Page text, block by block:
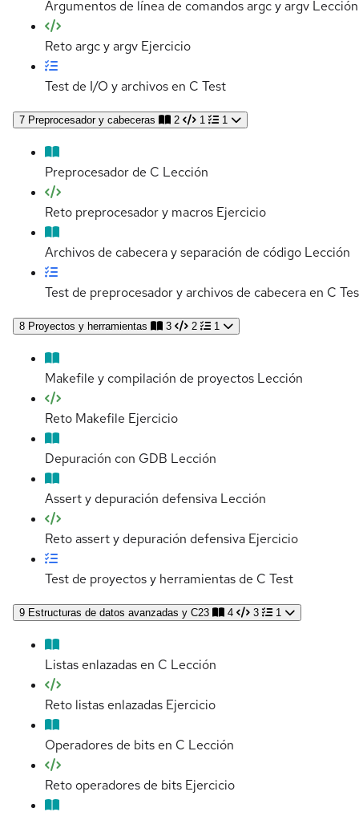
Argumentos de línea de comandos argc y argv Lección
Reto argc y argv Ejercicio
Test de I/O y archivos en C Test
7 Preprocesador y cabeceras 2 1 1
Preprocesador de C Lección
Reto preprocesador y macros Ejercicio
Archivos de cabecera y separación de código Lección
Test de preprocesador y archivos de cabecera en C
8 Proyectos y herramientas 3 2 1
Makefile y compilación de proyectos Lección
Reto Makefile Ejercicio
Depuración con GDB Lección
Assert y depuración defensiva Lección
Reto assert y depuración defensiva Ejercicio
Test de proyectos y herramientas de C Test
9 Estructuras de datos avanzadas y C23 4 3 1
Listas enlazadas en C Lección
Reto listas enlazadas Ejercicio
Operadores de bits en C Lección
Reto operadores de bits Ejercicio